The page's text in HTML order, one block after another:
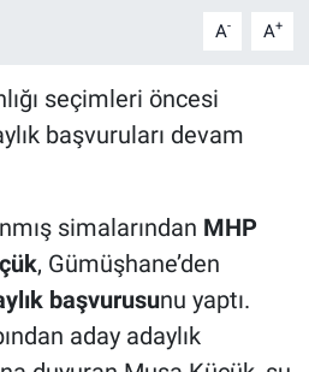
A- A+
seçimleri öncesi
başvuruları devam
simalarından MHP
, Gümüşhane’den
başvurusunu yaptı.
aday adaylık